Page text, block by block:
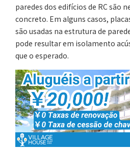
paredes dos edifícios de RC são
concreto. Em alguns casos,
são usadas na estrutura de
pode resultar em isolamento
que o esperado.